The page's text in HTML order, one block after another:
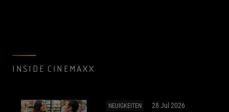
INSIDE CINEMAXX
NEUIGKEITEN 28 Jul 2026